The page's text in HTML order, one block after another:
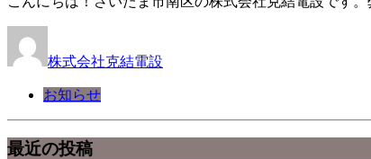
株式会社克結電設
お知らせ
最近の投稿